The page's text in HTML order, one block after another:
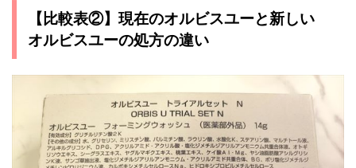
【比較表②】現在のオルビスユーと新しい
オルビスユーの処方の違い